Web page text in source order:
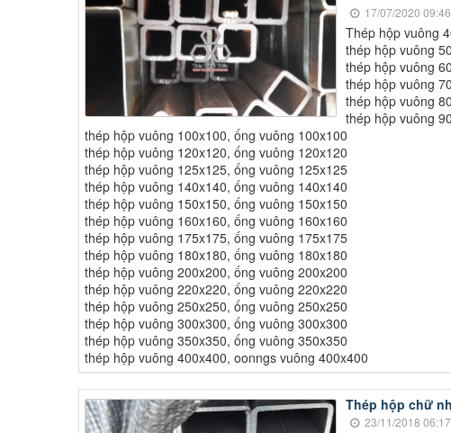
17/07/2020
Thép hộp vuông
thép hộp vuông
thép hộp vuông
thép hộp vuông
thép hộp vuông
thép hộp vuông
thép hộp vuông 100x100, ống vuông 100x100
thép hộp vuông 120x120, ống vuông 120x120
thép hộp vuông 125x125, ống vuông 125x125
thép hộp vuông 140x140, ống vuông 140x140
thép hộp vuông 150x150, ống vuông 150x150
thép hộp vuông 160x160, ống vuông 160x160
thép hộp vuông 175x175, ống vuông 175x175
thép hộp vuông 180x180, ống vuông 180x180
thép hộp vuông 200x200, ống vuông 200x200
thép hộp vuông 220x220, ống vuông 220x220
thép hộp vuông 250x250, ống vuông 250x250
thép hộp vuông 300x300, ống vuông 300x300
thép hộp vuông 350x350, ống vuông 350x350
thép hộp vuông 400x400, oonngs vuông 400x400
Thép hộp chữ
23/11/2018